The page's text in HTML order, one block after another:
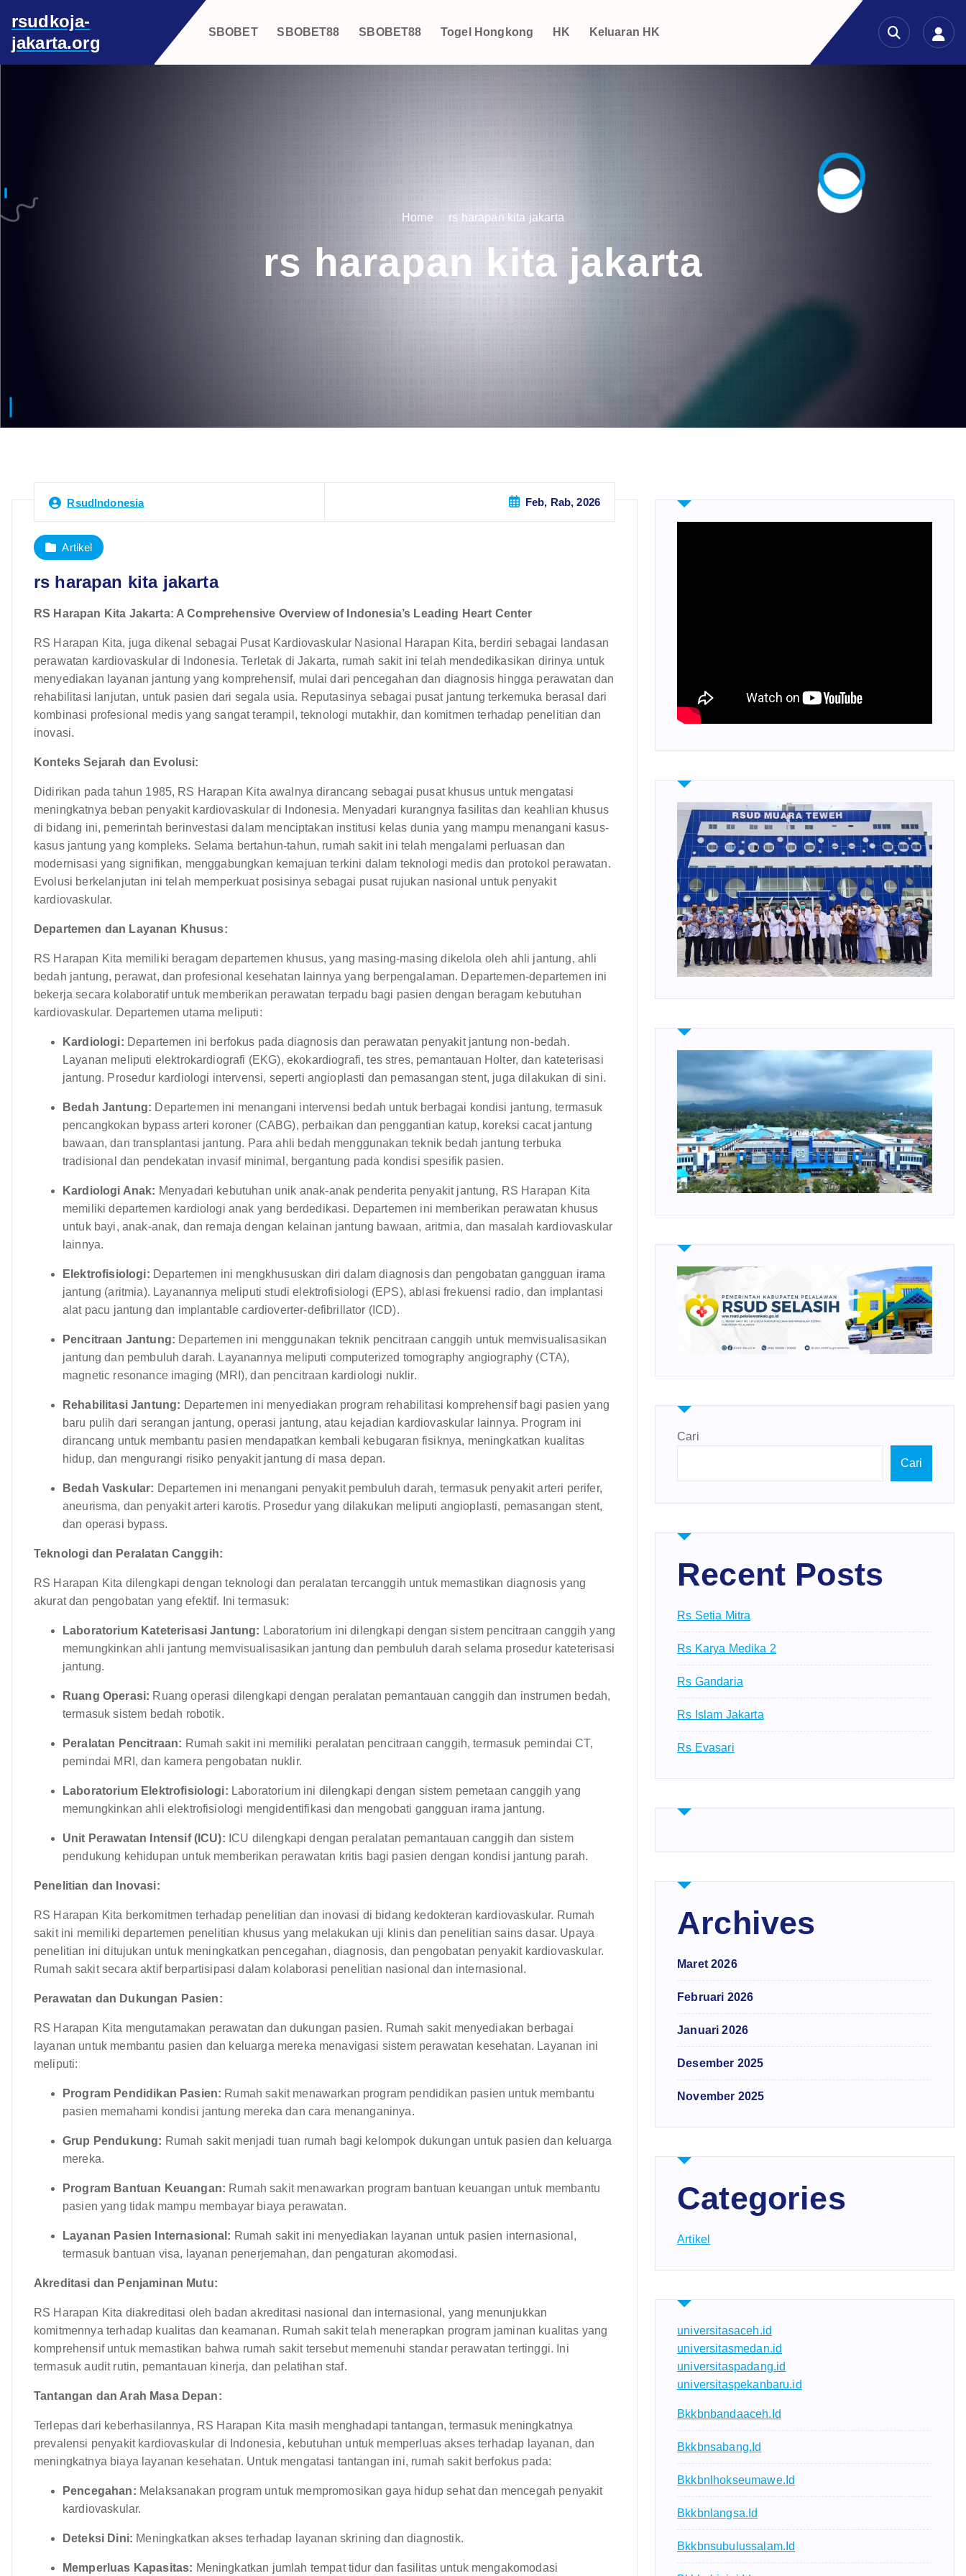
p
e
rsudkoja-
jakarta.org
SBOBET SBOBET88 SBOBET88 Togel Hongkong HK Keluaran HK
Home rs harapan kita jakarta
rs harapan kita jakarta
RsudIndonesia Feb, Rab, 2026
Artikel
rs harapan kita jakarta
RS Harapan Kita Jakarta: A Comprehensive Overview of Indonesia’s Leading Heart Center
RS Harapan Kita, juga dikenal sebagai Pusat Kardiovaskular Nasional Harapan Kita, berdiri sebagai landasan
perawatan kardiovaskular di Indonesia. Terletak di Jakarta, rumah sakit ini telah mendedikasikan dirinya untuk
menyediakan layanan jantung yang komprehensif, mulai dari pencegahan dan diagnosis hingga perawatan dan
rehabilitasi lanjutan, untuk pasien dari segala usia. Reputasinya sebagai pusat jantung terkemuka berasal dari
kombinasi profesional medis yang sangat terampil, teknologi mutakhir, dan komitmen terhadap penelitian dan
inovasi.
Konteks Sejarah dan Evolusi:
Didirikan pada tahun 1985, RS Harapan Kita awalnya dirancang sebagai pusat khusus untuk mengatasi
meningkatnya beban penyakit kardiovaskular di Indonesia. Menyadari kurangnya fasilitas dan keahlian khusus
di bidang ini, pemerintah berinvestasi dalam menciptakan institusi kelas dunia yang mampu menangani kasus-
kasus jantung yang kompleks. Selama bertahun-tahun, rumah sakit ini telah mengalami perluasan dan
modernisasi yang signifikan, menggabungkan kemajuan terkini dalam teknologi medis dan protokol perawatan.
Evolusi berkelanjutan ini telah memperkuat posisinya sebagai pusat rujukan nasional untuk penyakit
kardiovaskular.
Departemen dan Layanan Khusus:
RS Harapan Kita memiliki beragam departemen khusus, yang masing-masing dikelola oleh ahli jantung, ahli
bedah jantung, perawat, dan profesional kesehatan lainnya yang berpengalaman. Departemen-departemen ini
bekerja secara kolaboratif untuk memberikan perawatan terpadu bagi pasien dengan beragam kebutuhan
kardiovaskular. Departemen utama meliputi:
Kardiologi: Departemen ini berfokus pada diagnosis dan perawatan penyakit jantung non-bedah.
Layanan meliputi elektrokardiografi (EKG), ekokardiografi, tes stres, pemantauan Holter, dan kateterisasi
jantung. Prosedur kardiologi intervensi, seperti angioplasti dan pemasangan stent, juga dilakukan di sini.
Bedah Jantung: Departemen ini menangani intervensi bedah untuk berbagai kondisi jantung, termasuk
pencangkokan bypass arteri koroner (CABG), perbaikan dan penggantian katup, koreksi cacat jantung
bawaan, dan transplantasi jantung. Para ahli bedah menggunakan teknik bedah jantung terbuka
tradisional dan pendekatan invasif minimal, bergantung pada kondisi spesifik pasien.
Kardiologi Anak: Menyadari kebutuhan unik anak-anak penderita penyakit jantung, RS Harapan Kita
memiliki departemen kardiologi anak yang berdedikasi. Departemen ini memberikan perawatan khusus
untuk bayi, anak-anak, dan remaja dengan kelainan jantung bawaan, aritmia, dan masalah kardiovaskular
lainnya.
Elektrofisiologi: Departemen ini mengkhususkan diri dalam diagnosis dan pengobatan gangguan irama
jantung (aritmia). Layanannya meliputi studi elektrofisiologi (EPS), ablasi frekuensi radio, dan implantasi
alat pacu jantung dan implantable cardioverter-defibrillator (ICD).
Pencitraan Jantung: Departemen ini menggunakan teknik pencitraan canggih untuk memvisualisasikan
jantung dan pembuluh darah. Layanannya meliputi computerized tomography angiography (CTA),
magnetic resonance imaging (MRI), dan pencitraan kardiologi nuklir.
Rehabilitasi Jantung: Departemen ini menyediakan program rehabilitasi komprehensif bagi pasien yang
baru pulih dari serangan jantung, operasi jantung, atau kejadian kardiovaskular lainnya. Program ini
dirancang untuk membantu pasien mendapatkan kembali kebugaran fisiknya, meningkatkan kualitas
hidup, dan mengurangi risiko penyakit jantung di masa depan.
Bedah Vaskular: Departemen ini menangani penyakit pembuluh darah, termasuk penyakit arteri perifer,
aneurisma, dan penyakit arteri karotis. Prosedur yang dilakukan meliputi angioplasti, pemasangan stent,
dan operasi bypass.
Teknologi dan Peralatan Canggih:
RS Harapan Kita dilengkapi dengan teknologi dan peralatan tercanggih untuk memastikan diagnosis yang
akurat dan pengobatan yang efektif. Ini termasuk:
Laboratorium Kateterisasi Jantung: Laboratorium ini dilengkapi dengan sistem pencitraan canggih yang
memungkinkan ahli jantung memvisualisasikan jantung dan pembuluh darah selama prosedur kateterisasi
jantung.
Ruang Operasi: Ruang operasi dilengkapi dengan peralatan pemantauan canggih dan instrumen bedah,
termasuk sistem bedah robotik.
Peralatan Pencitraan: Rumah sakit ini memiliki peralatan pencitraan canggih, termasuk pemindai CT,
pemindai MRI, dan kamera pengobatan nuklir.
Laboratorium Elektrofisiologi: Laboratorium ini dilengkapi dengan sistem pemetaan canggih yang
memungkinkan ahli elektrofisiologi mengidentifikasi dan mengobati gangguan irama jantung.
Unit Perawatan Intensif (ICU): ICU dilengkapi dengan peralatan pemantauan canggih dan sistem
pendukung kehidupan untuk memberikan perawatan kritis bagi pasien dengan kondisi jantung parah.
Penelitian dan Inovasi:
RS Harapan Kita berkomitmen terhadap penelitian dan inovasi di bidang kedokteran kardiovaskular. Rumah
sakit ini memiliki departemen penelitian khusus yang melakukan uji klinis dan penelitian sains dasar. Upaya
penelitian ini ditujukan untuk meningkatkan pencegahan, diagnosis, dan pengobatan penyakit kardiovaskular.
Rumah sakit secara aktif berpartisipasi dalam kolaborasi penelitian nasional dan internasional.
Perawatan dan Dukungan Pasien:
RS Harapan Kita mengutamakan perawatan dan dukungan pasien. Rumah sakit menyediakan berbagai
layanan untuk membantu pasien dan keluarga mereka menavigasi sistem perawatan kesehatan. Layanan ini
meliputi:
Program Pendidikan Pasien: Rumah sakit menawarkan program pendidikan pasien untuk membantu
pasien memahami kondisi jantung mereka dan cara menanganinya.
Grup Pendukung: Rumah sakit menjadi tuan rumah bagi kelompok dukungan untuk pasien dan keluarga
mereka.
Program Bantuan Keuangan: Rumah sakit menawarkan program bantuan keuangan untuk membantu
pasien yang tidak mampu membayar biaya perawatan.
Layanan Pasien Internasional: Rumah sakit ini menyediakan layanan untuk pasien internasional,
termasuk bantuan visa, layanan penerjemahan, dan pengaturan akomodasi.
Akreditasi dan Penjaminan Mutu:
RS Harapan Kita diakreditasi oleh badan akreditasi nasional dan internasional, yang menunjukkan
komitmennya terhadap kualitas dan keamanan. Rumah sakit telah menerapkan program jaminan kualitas yang
komprehensif untuk memastikan bahwa rumah sakit tersebut memenuhi standar perawatan tertinggi. Ini
termasuk audit rutin, pemantauan kinerja, dan pelatihan staf.
Tantangan dan Arah Masa Depan:
Terlepas dari keberhasilannya, RS Harapan Kita masih menghadapi tantangan, termasuk meningkatnya
prevalensi penyakit kardiovaskular di Indonesia, kebutuhan untuk memperluas akses terhadap layanan, dan
meningkatnya biaya layanan kesehatan. Untuk mengatasi tantangan ini, rumah sakit berfokus pada:
Pencegahan: Melaksanakan program untuk mempromosikan gaya hidup sehat dan mencegah penyakit
kardiovaskular.
Deteksi Dini: Meningkatkan akses terhadap layanan skrining dan diagnostik.
Memperluas Kapasitas: Meningkatkan jumlah tempat tidur dan fasilitas untuk mengakomodasi
Cari
Cari
Recent Posts
Rs Setia Mitra
Rs Karya Medika 2
Rs Gandaria
Rs Islam Jakarta
Rs Evasari
Archives
Maret 2026
Februari 2026
Januari 2026
Desember 2025
November 2025
Categories
Artikel
universitasaceh.id
universitasmedan.id
universitaspadang.id
universitaspekanbaru.id
Bkkbnbandaaceh.id
Bkkbnsabang.id
Bkkbnlhokseumawe.id
Bkkbnlangsa.id
Bkkbnsubulussalam.id